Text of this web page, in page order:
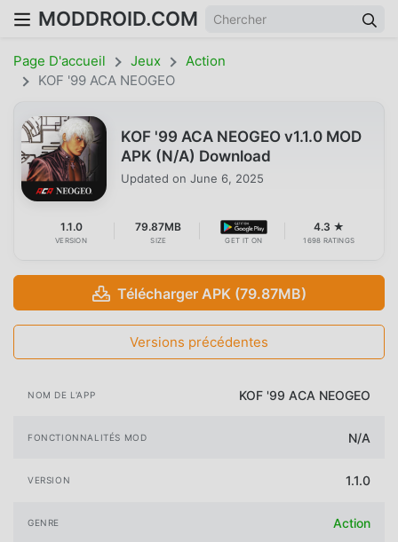
MODDROID.COM
Page D'accueil Jeux
Action
KOF '99 ACA NEOGEO
KOF '99 ACA NEOGEO v1.1.0 MOD
APK (N/A) Download
Updated on June 6, 2025
1.1.0
VERSION
79.87MB
SIZE GET IT ON
4.3 ★
1698 RATINGS
Télécharger APK (79.87MB)
Versions précédentes
NOM DE L'APP KOF '99 ACA NEOGEO
FONCTIONNALITÉS MOD N/A
VERSION 1.1.0
GENRE Action